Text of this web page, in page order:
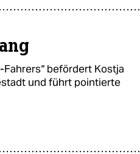
befördert Kostja
und führt pointierte